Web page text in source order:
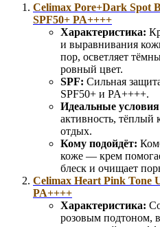
Celimax Pore+Dark Spot
SPF50+ PA++++
Характеристика:
и выравнивания
пор, осветляет
ровный цвет.
SPF: Сильная
SPF50+ и PA++++.
Идеальные
активность, тёплый
отдых.
Кому подойдёт:
коже — крем
блеск и очищает
Celimax Heart Pink Tone
PA++++
Характеристика:
розовым подтоном,